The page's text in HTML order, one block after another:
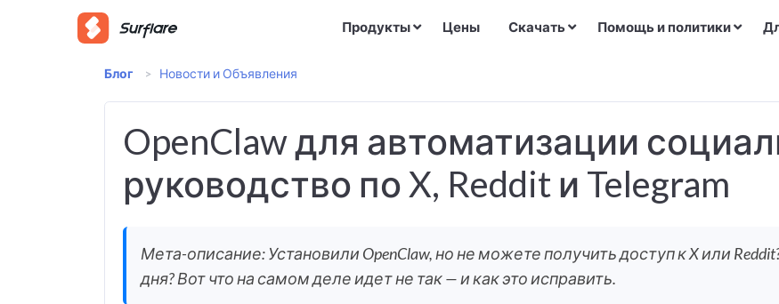
Продукты Цены Скачать Помощь и политики
Блог > Новости и Объявления
OpenClaw для автоматизации
руководство по X, Reddit и Telegram
Мета-описание: Установили OpenClaw, но не можете получить доступ к X или
дня? Вот что на самом деле идет не так — и как это исправить.